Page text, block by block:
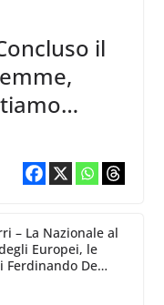
il
– La Nazionale al
Europei, le
Ferdinando De